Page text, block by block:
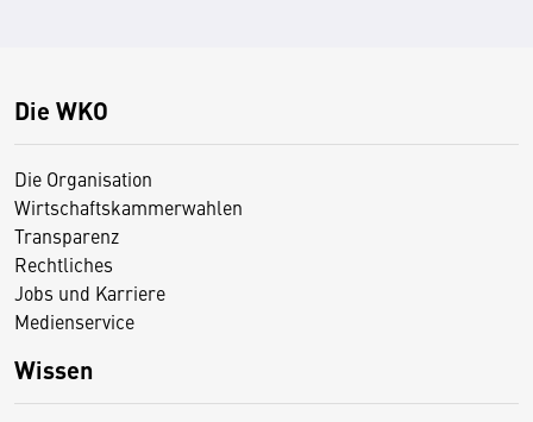
Die WKO
Die Organisation
Wirtschaftskammerwahlen
Transparenz
Rechtliches
Jobs und Karriere
Medienservice
Wissen